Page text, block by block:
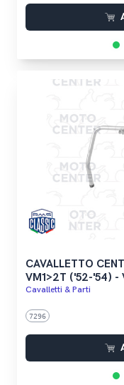
CAVALLETTO
VM1>2T ('52-'54) -
Cavalletti & Parti
7296